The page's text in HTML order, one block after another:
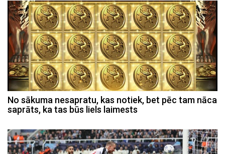
No sākuma nesapratu, kas notiek, bet pēc tam nāca
saprāts, ka tas būs liels laimests